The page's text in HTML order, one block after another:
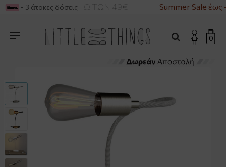
ΓΙΑ ΑΓΟΡΕΣ ΑΝΩ ΤΩΝ 49€ Summer Sale έως
- 3 άτοκες δόσεις
0